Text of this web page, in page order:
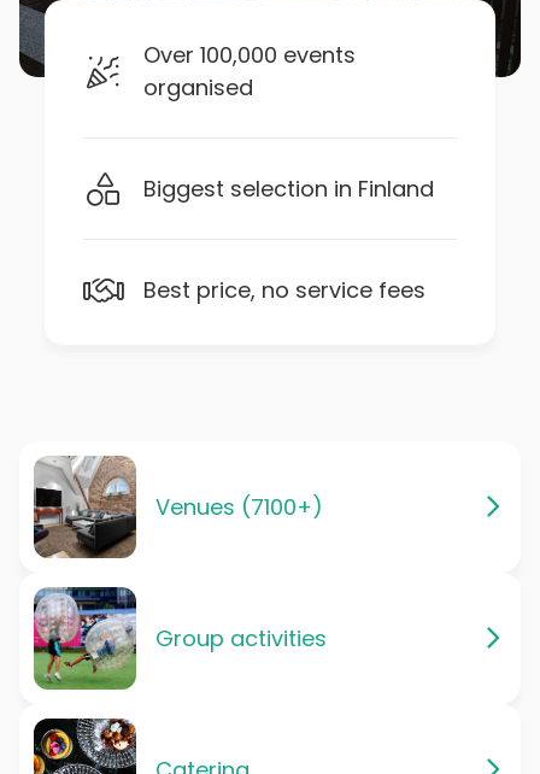
Over 100,000 events
organised
Biggest selection in Finland
Best price, no service fees
Venues (7100+)
Group activities